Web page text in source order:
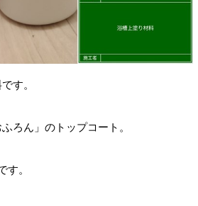
す。
ろん」のトップコート。
す。